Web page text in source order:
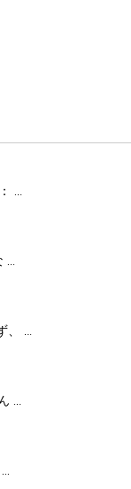
…
…
、 …
…
…